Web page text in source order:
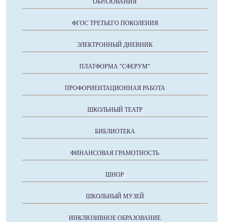
ФГОС ТРЕТЬЕГО ПОКОЛЕНИЯ
ЭЛЕКТРОННЫЙ ДНЕВНИК
ПЛАТФОРМА "СФЕРУМ"
ПРОФОРИЕНТАЦИОННАЯ РАБОТА
ШКОЛЬНЫЙ ТЕАТР
БИБЛИОТЕКА
ФИНАНСОВАЯ ГРАМОТНОСТЬ
ШНОР
ШКОЛЬНЫЙ МУЗЕЙ
ИНКЛЮЗИВНОЕ ОБРАЗОВАНИЕ